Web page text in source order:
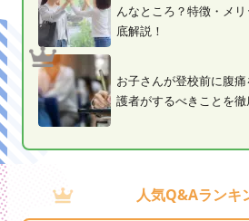
んなところ？特徴・メ
底解説！
お子さんが登校前に腹
護者がするべきことを徹
人気Q&Aランキ